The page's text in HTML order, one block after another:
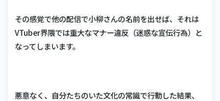
その感覚で他の配信で小柳さんの名前を出せば、それは
VTuber界隈では重大なマナー違反（迷惑な宣伝行為）と
なってしまいます。
悪意なく、自分たちのいた文化の常識で行動した結果、